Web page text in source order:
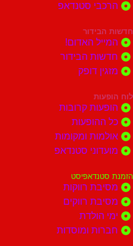
הרכבי סטנדאפ
חדשות הבידור
המייל האדום!
חדשות הבידור
מזגין דופק
לוח הופעות
הופעות קרובות
כל ההופעות
אולמות ומקומות
מועדוני סטנדאפ
הזמנת סטנדאפיסט
מסיבת רווקות
מסיבת רווקים
ימי הולדת
חברות ומוסדות